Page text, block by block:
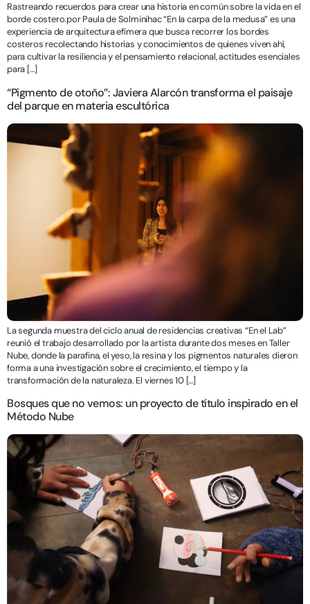
Rastreando recuerdos para crear una historia en común sobre la vida en el
borde costero.por Paula de Solminihac “En la carpa de la medusa” es una
experiencia de arquitectura efímera que busca recorrer los bordes
costeros recolectando historias y conocimientos de quienes viven ahí,
para cultivar la resiliencia y el pensamiento relacional, actitudes esenciales
para […]
“Pigmento de otoño”: Javiera Alarcón transforma el paisaje
del parque en materia escultórica
La segunda muestra del ciclo anual de residencias creativas “En el Lab”
reunió el trabajo desarrollado por la artista durante dos meses en Taller
Nube, donde la parafina, el yeso, la resina y los pigmentos naturales dieron
forma a una investigación sobre el crecimiento, el tiempo y la
transformación de la naturaleza. El viernes 10 […]
Bosques que no vemos: un proyecto de título inspirado en el
Método Nube